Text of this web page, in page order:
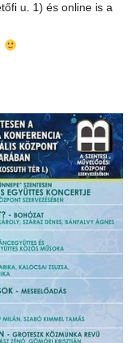
u. 1) és online is a